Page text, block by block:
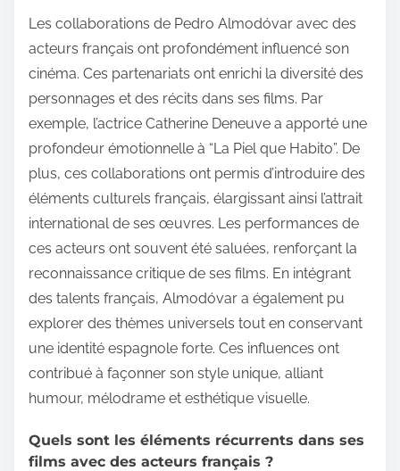
Les collaborations de Pedro Almodóvar avec des
acteurs français ont profondément influencé son
cinéma. Ces partenariats ont enrichi la diversité des
personnages et des récits dans ses films. Par
exemple, l’actrice Catherine Deneuve a apporté une
profondeur émotionnelle à “La Piel que Habito”. De
plus, ces collaborations ont permis d’introduire des
éléments culturels français, élargissant ainsi l’attrait
international de ses œuvres. Les performances de
ces acteurs ont souvent été saluées, renforçant la
reconnaissance critique de ses films. En intégrant
des talents français, Almodóvar a également pu
explorer des thèmes universels tout en conservant
une identité espagnole forte. Ces influences ont
contribué à façonner son style unique, alliant
humour, mélodrame et esthétique visuelle.
Quels sont les éléments récurrents dans ses
films avec des acteurs français ?